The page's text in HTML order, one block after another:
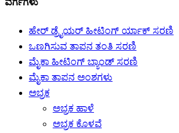
ವರ್ಗಗಳು
ಹೇರ್ ಡ್ರೈಯರ್ ಹೀಟಿಂಗ್ ರ್ಯಾಕ್ ಸರಣಿ
ಒಣಗಿಸುವ ತಾಪನ ತಂತಿ ಸರಣಿ
ಮೈಕಾ ಹೀಟಿಂಗ್ ಬ್ಯಾಂಡ್ ಸರಣಿ
ಮೈಕಾ ತಾಪನ ಅಂಶಗಳು
ಅಭ್ರಕ
ಅಭ್ರಕ ಹಾಳೆ
ಅಭ್ರಕ ಕೊಳವೆ